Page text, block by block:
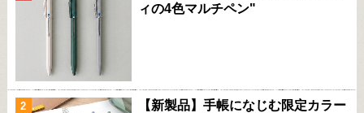
ィの4色マルチペン"
【新製品】手帳になじむ限定カラー